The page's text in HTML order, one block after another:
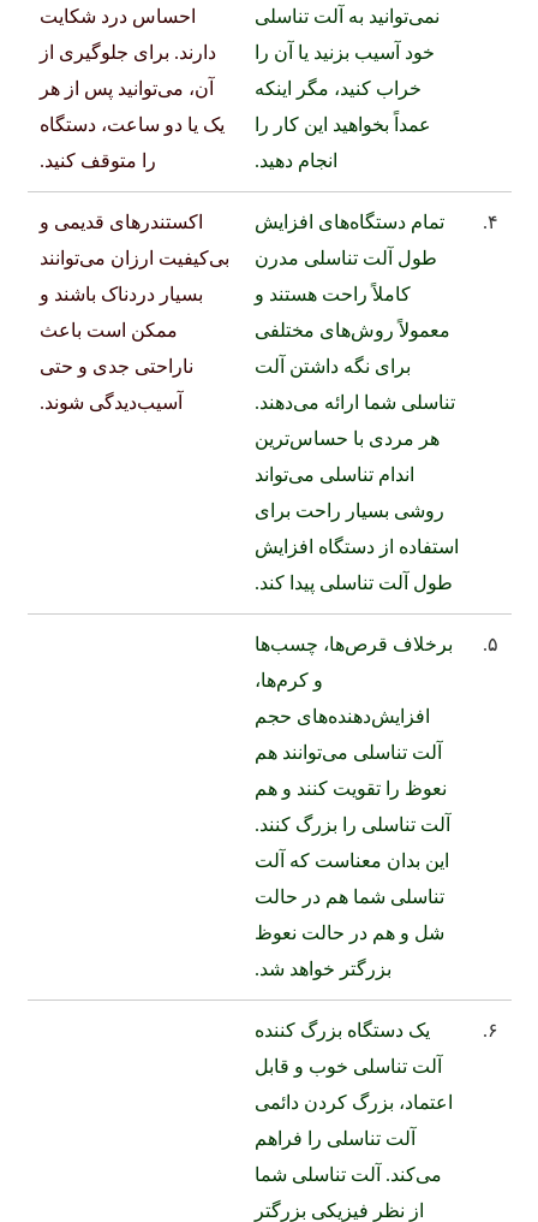
نمی‌توانید به آلت تناسلی
خود آسیب بزنید یا آن را
خراب کنید، مگر اینکه
عمداً بخواهید این کار را
انجام دهید.
احساس درد شکایت
دارند. برای جلوگیری از
آن، می‌توانید پس از هر
یک یا دو ساعت، دستگاه
را متوقف کنید.
۴.
تمام دستگاه‌های افزایش
طول آلت تناسلی مدرن
کاملاً راحت هستند و
معمولاً روش‌های مختلفی
برای نگه داشتن آلت
تناسلی شما ارائه می‌دهند.
هر مردی با حساس‌ترین
اندام تناسلی می‌تواند
روشی بسیار راحت برای
استفاده از دستگاه افزایش
طول آلت تناسلی پیدا کند.
اکستندرهای قدیمی و
بی‌کیفیت ارزان می‌توانند
بسیار دردناک باشند و
ممکن است باعث
ناراحتی جدی و حتی
آسیب‌دیدگی شوند.
۵.
برخلاف قرص‌ها، چسب‌ها
و کرم‌ها،
افزایش‌دهنده‌های حجم
آلت تناسلی می‌توانند هم
نعوظ را تقویت کنند و هم
آلت تناسلی را بزرگ کنند.
این بدان معناست که آلت
تناسلی شما هم در حالت
شل و هم در حالت نعوظ
بزرگتر خواهد شد.
۶.
یک دستگاه بزرگ کننده
آلت تناسلی خوب و قابل
اعتماد، بزرگ کردن دائمی
آلت تناسلی را فراهم
می‌کند. آلت تناسلی شما
از نظر فیزیکی بزرگتر